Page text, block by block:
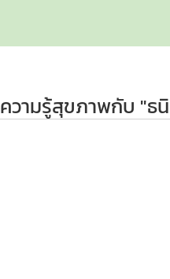
ความรู้สุขภาพกับ "ธ